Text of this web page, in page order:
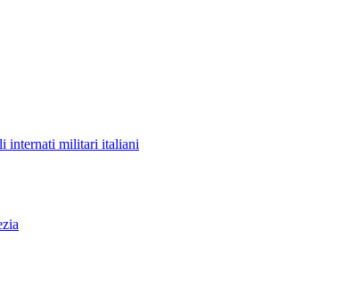
internati militari italiani